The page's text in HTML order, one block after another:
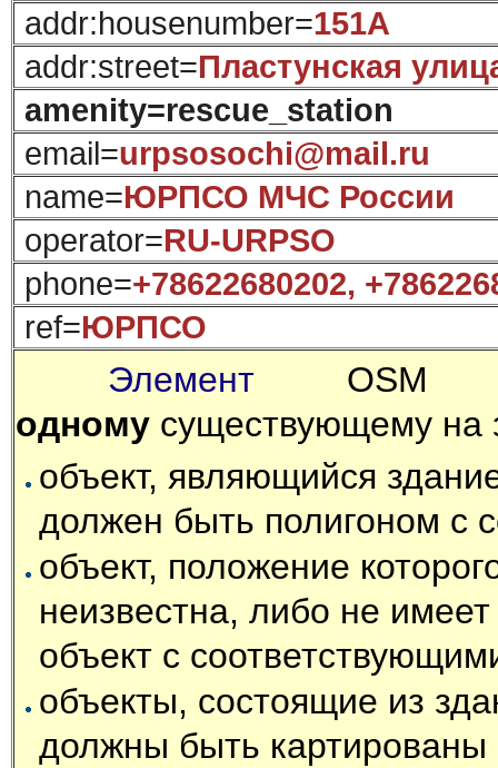
addr:housenumber=151А
addr:street=Пластунская
amenity=rescue_station
email=urpsosochi@mail.ru
name=ЮРПСО МЧС России
operator=RU-URPSO
phone=+78622680202, +7862
ref=ЮРПСО
Элемент OSM
одному существующему на
объект, являющийся
должен быть полигоном с
объект, положение
неизвестна, либо не
объект с
объекты, состоящие из
должны быть